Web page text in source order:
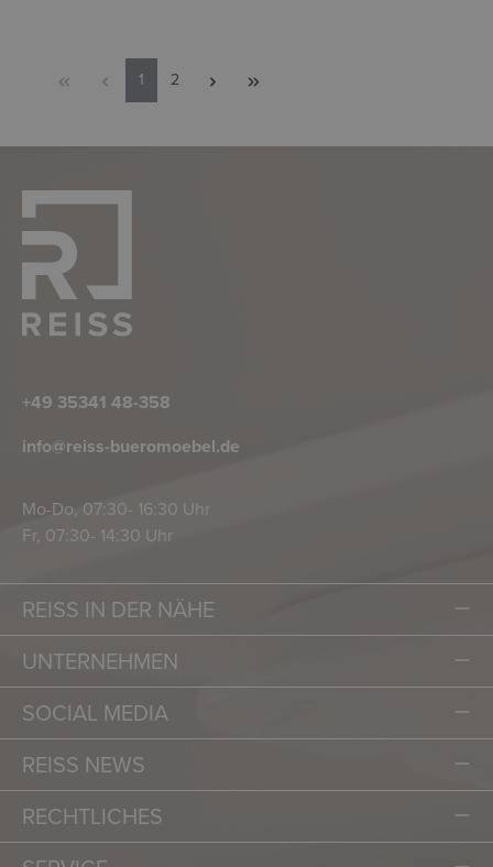
1 2
+49 35341 48-358
info@reiss-bueromoebel.de
Mo-Do, 07:30- 16:30 Uhr
Fr, 07:30- 14:30 Uhr
REISS IN DER NÄHE
UNTERNEHMEN
SOCIAL MEDIA
REISS NEWS
RECHTLICHES